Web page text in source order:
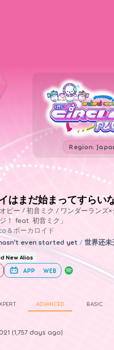
Region:
はまだ始まってすらい
ピー / 初音ミク / ワンダーランズ
！ feat. 初音ミク」
＆ボーカロイド
even started yet / 世界还未
New Alias
APP WEB
ADVANCED BASIC
(1,757 days ago)